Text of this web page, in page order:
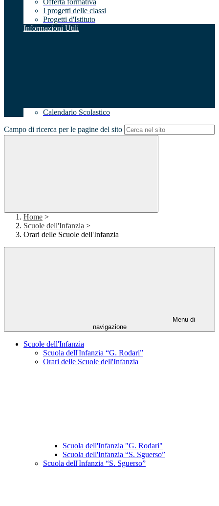
Offerta formativa
I progetti delle classi
Progetti d'Istituto
Informazioni Utili
Calendario Scolastico
Campo di ricerca per le pagine del sito
Home >
Scuole dell'Infanzia >
Orari delle Scuole dell'Infanzia
Menu di
navigazione
Scuole dell'Infanzia
Scuola dell'Infanzia “G. Rodari”
Orari delle Scuole dell'Infanzia
Scuola dell'Infanzia "G. Rodari"
Scuola dell'Infanzia “S. Sguerso”
Scuola dell'Infanzia “S. Sguerso”